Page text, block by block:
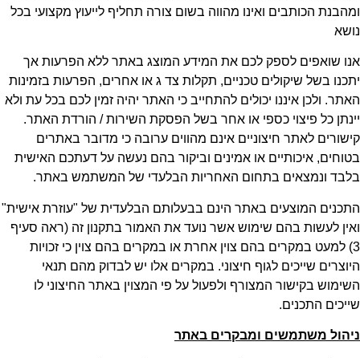
ומהבנת הכותבים ואינו מהווה בשום צורה תחליף לייעוץ מקצועי בכל
נושא
אנו שואפים לספק לכם את המידע המוצג באתר ללא הפרעות אך
יתכנו בשל שיקולים טכניים, תקלות צד ג או אחרים, הפרעות בזמינות
האתר. ולכן איננו יכולים להתחייב כי האתר יהיה זמין לכם בכל עת ולא
יינתן כל פיצוי כספי או אחר בשל הפסקת השירות / הורדת האתר.
קישורים לאתר חיצוניים אינם מהווים ערובה כי מדובר באתרים
בטוחים, איכותיים או אמינים וביקור בהם נעשה על דעתכם האישית
בלבד ונמצאים בתחום האחריות הבלעדי של המשתמש באתר.
התכנים המוצעים באתר הינם בבעלותם הבלעדית של "עוזרת אישית"
ואין לעשות בהם שימוש אשר נועד את האמור בתקנון זה (ראה סעיף
3) למעט במקרים בהם צוין אחרת או במקרים בהם צוין כי זכויות
היוצרים שייכים לגוף חיצוני. במקרים אלו יש לבדוק מהם תנאי
השימוש בקישור המצורף ולפעול על פי המצוין באתר החיצוני לו
שייכים התכנים.
ניהול משתמשים ומבקרים באתר